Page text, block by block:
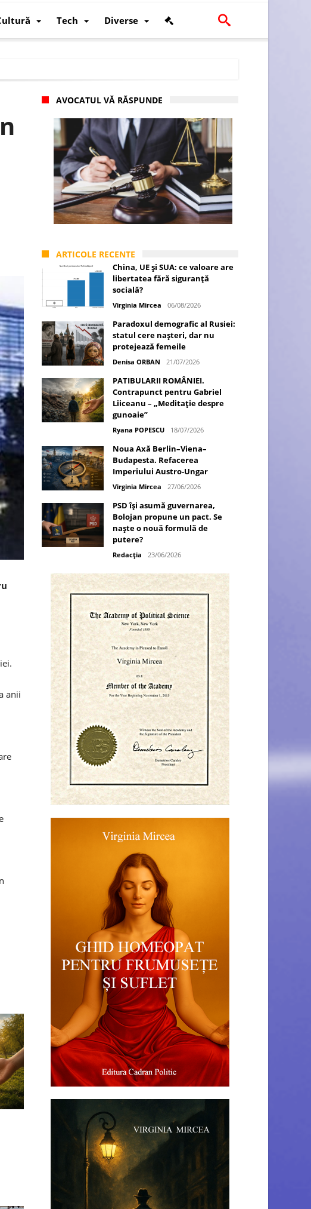
Tech Diverse
fiscalității și poziției României în U.E.
anii
AVOCATUL VĂ RĂSPUNDE
ARTICOLE RECENTE
China, UE și SUA: ce valoare are
libertatea fără siguranță
socială?
Virginia Mircea 06/08/2026
Paradoxul demografic al Rusiei:
statul cere nașteri, dar nu
protejează femeile
Denisa ORBAN 21/07/2026
PATIBULARII ROMÂNIEI.
Contrapunct pentru Gabriel
Liiceanu – „Meditație despre
gunoaie”
Ryana POPESCU 18/07/2026
Noua Axă Berlin–Viena–
Budapesta. Refacerea
Imperiului Austro-Ungar
Virginia Mircea 27/06/2026
PSD își asumă guvernarea,
Bolojan propune un pact. Se
naște o nouă formulă de
putere?
Redacția 23/06/2026